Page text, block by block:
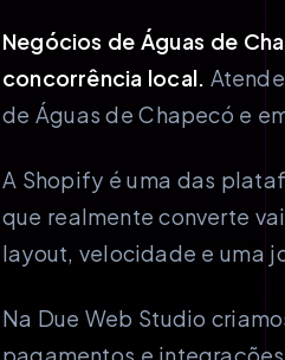
Negócios de Águas de
concorrência local.
de Águas de Chapecó e
A Shopify é uma das
que realmente converte
layout, velocidade e uma
Na Due Web Studio